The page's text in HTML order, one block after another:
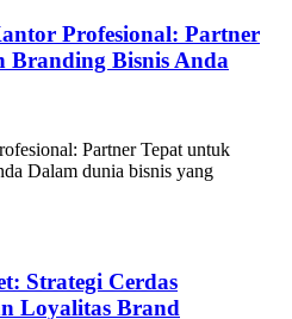
Profesional: Partner
Branding Bisnis Anda
Partner Tepat untuk
Dalam dunia bisnis yang
Strategi Cerdas
Loyalitas Brand